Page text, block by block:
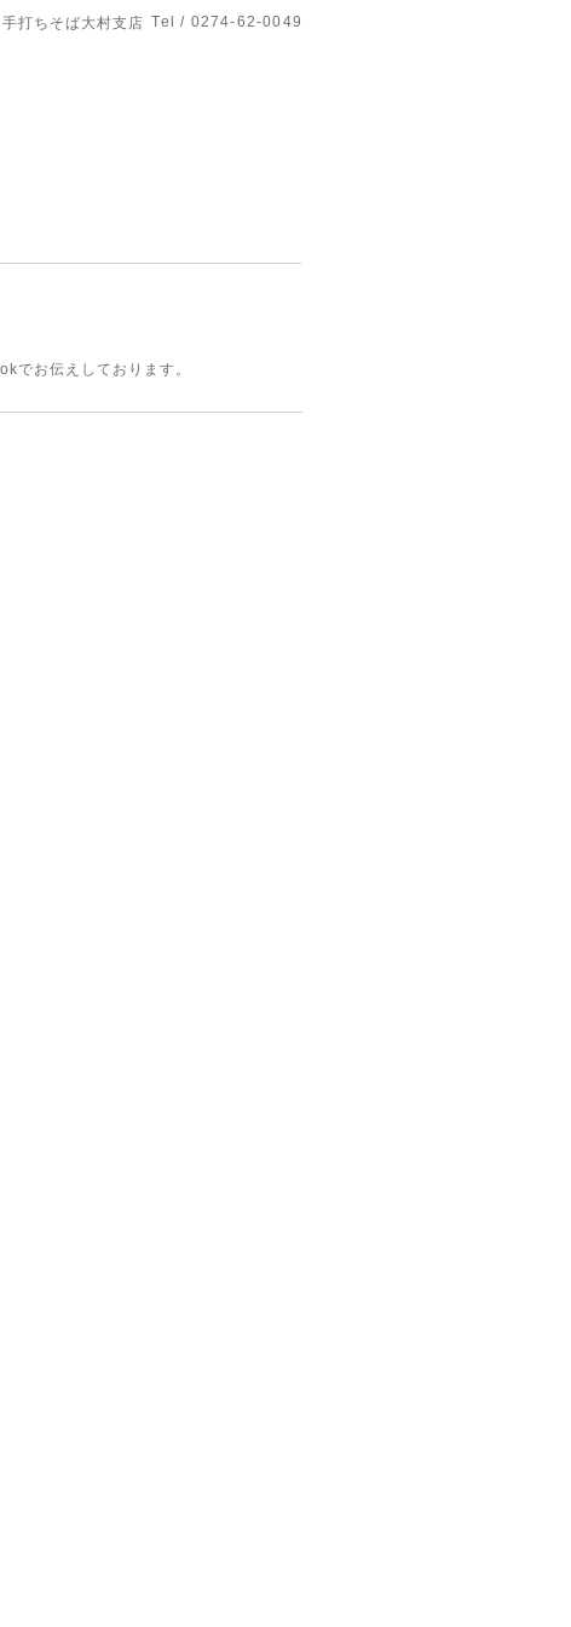
手打ちそば大村支店 Tel / 0274-62-0049
でお伝えしております。